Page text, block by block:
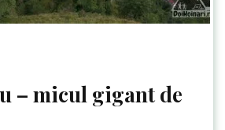
– micul gigant de